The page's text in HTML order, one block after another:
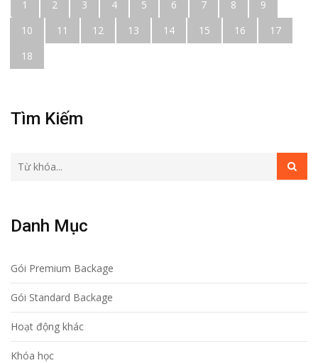
1 2 3 4 5 6 7 8
9
10
11 12 13 14 15 16
17
18
Tìm Kiếm
Danh Mục
Gói Premium Backage
Gói Standard Backage
Hoạt động khác
Khóa học